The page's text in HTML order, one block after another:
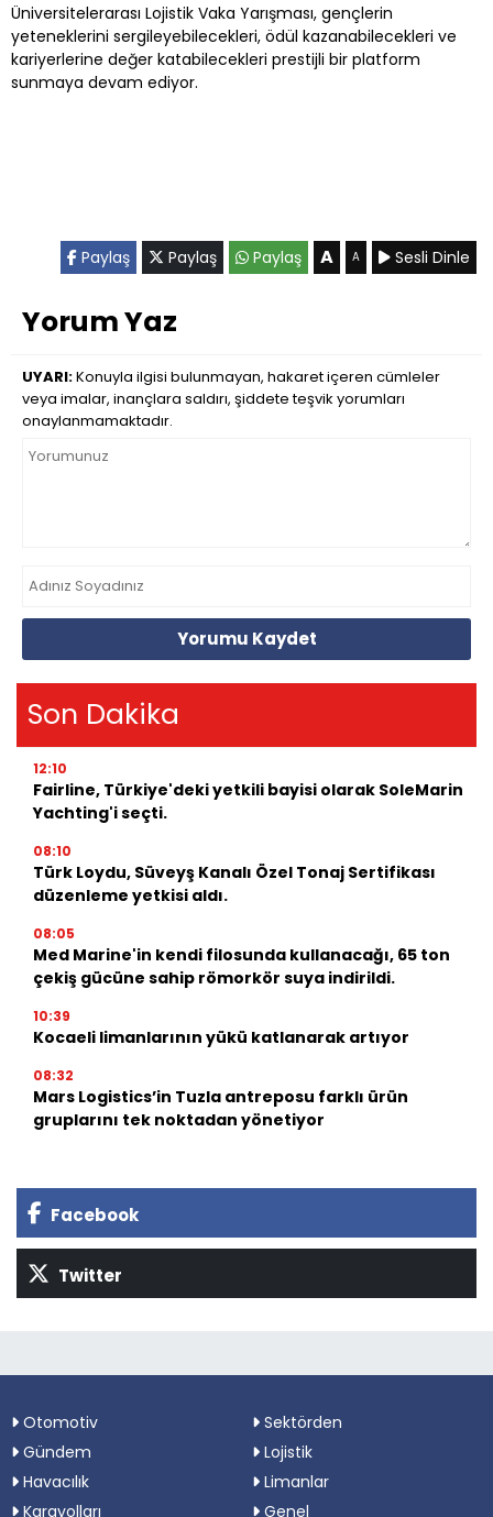
Üniversitelerarası Lojistik Vaka Yarışması, gençlerin
yeteneklerini sergileyebilecekleri, ödül kazanabilecekleri ve
kariyerlerine değer katabilecekleri prestijli bir platform
sunmaya devam ediyor.
Paylaş Paylaş Paylaş A A Sesli Dinle
Yorum Yaz
UYARI:Konuyla ilgisi bulunmayan, hakaret içeren cümleler
veya imalar, inançlara saldırı, şiddete teşvik yorumları
onaylanmamaktadır.
Yorumu Kaydet
Son Dakika
12:10
Fairline, Türkiye'deki yetkili bayisi olarak SoleMarin
Yachting'i seçti.
08:10
Türk Loydu, Süveyş Kanalı Özel Tonaj Sertifikası
düzenleme yetkisi aldı.
08:05
Med Marine'in kendi filosunda kullanacağı, 65 ton
çekiş gücüne sahip römorkör suya indirildi.
10:39
Kocaeli limanlarının yükü katlanarak artıyor
08:32
Mars Logistics’in Tuzla antreposu farklı ürün
gruplarını tek noktadan yönetiyor
Facebook
Twitter
Otomotiv
Sektörden
Gündem
Lojistik
Havacılık
Limanlar
Karayolları
Genel